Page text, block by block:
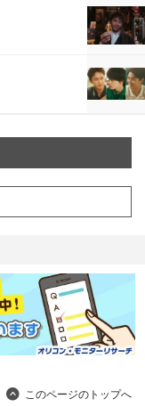
このページのトップへ